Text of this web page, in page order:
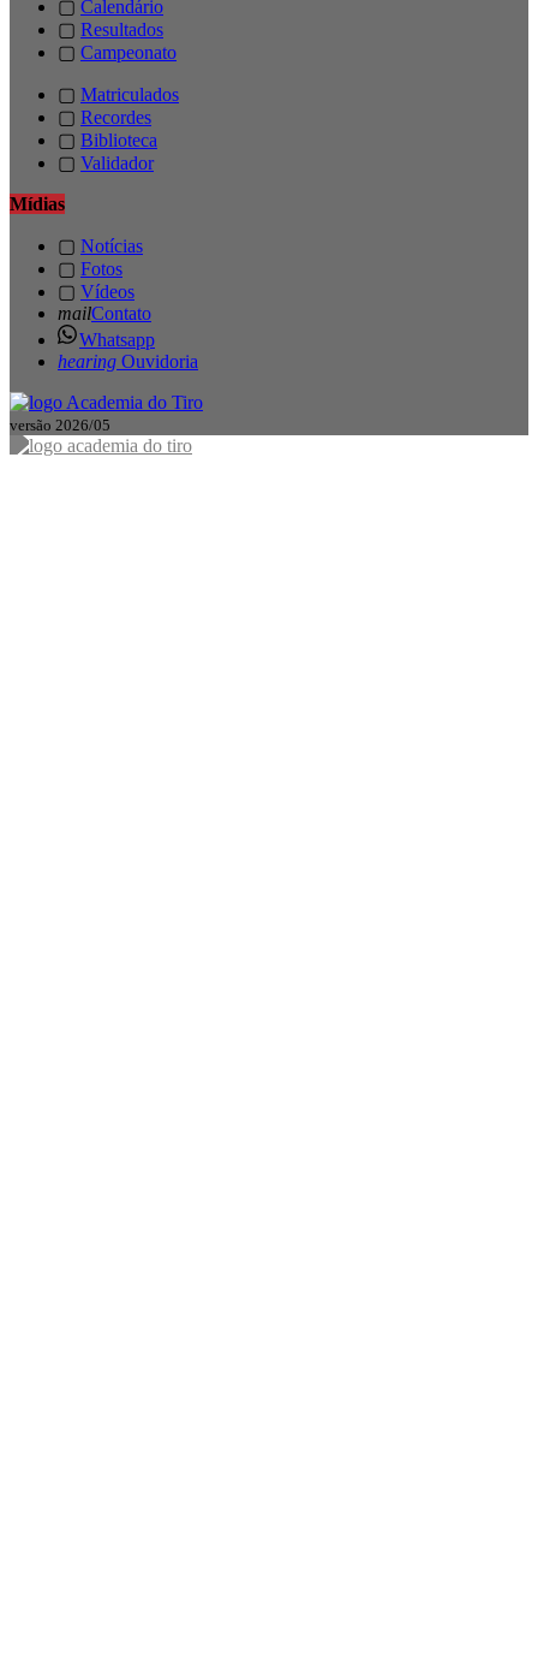
▢ Calendário
▢ Resultados
▢ Campeonato
▢ Matriculados
▢ Recordes
▢ Biblioteca
▢ Validador
Mídias
▢ Notícias
▢ Fotos
▢ Vídeos
mailContato
Whatsapp
hearing Ouvidoria
versão 2026/05